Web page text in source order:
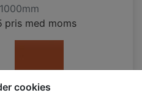
cookies
pris med moms